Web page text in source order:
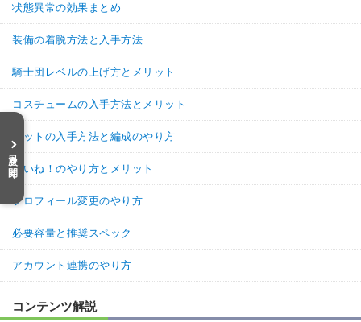
目次を開く
状態異常の効果まとめ
装備の着脱方法と入手方法
騎士団レベルの上げ方とメリット
コスチュームの入手方法とメリット
ペットの入手方法と編成のやり方
いいね！のやり方とメリット
プロフィール変更のやり方
必要容量と推奨スペック
アカウント連携のやり方
コンテンツ解説